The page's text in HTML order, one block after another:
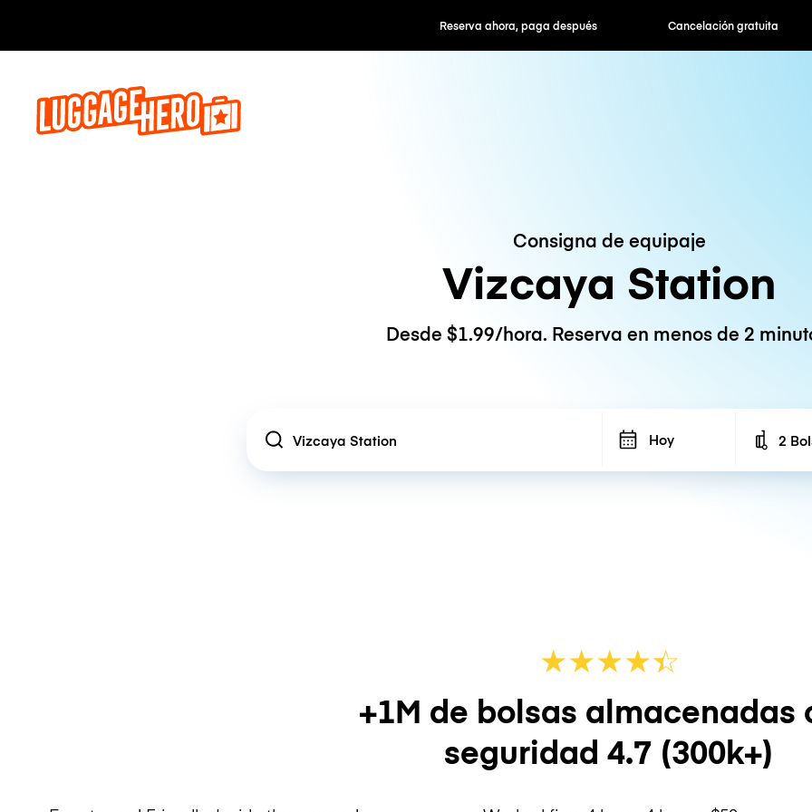
Reserva ahora, paga después Cancelación gratuita Tarifas
Consigna de equipaje
Vizcaya Station
Desde $1.99/hora. Reserva en menos de 2
Location Hoy 2
★★★★☆
★
+1M de bolsas almacenadas
seguridad 4.7 (300k+)